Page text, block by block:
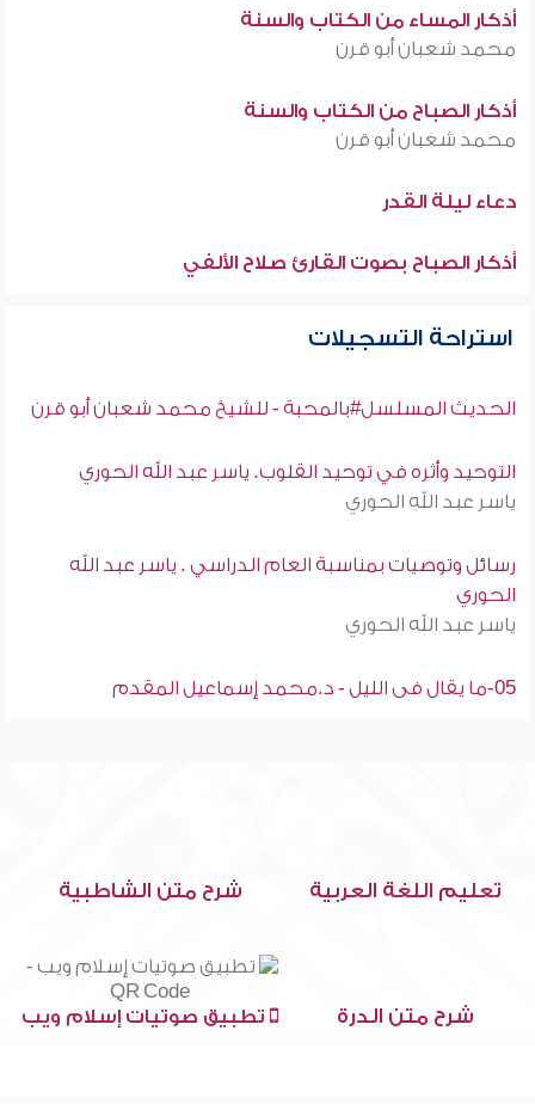
أذكار المساء من الكتاب والسنة
محمد شعبان أبو قرن
أذكار الصباح من الكتاب والسنة
محمد شعبان أبو قرن
دعاء ليلة القدر
أذكار الصباح بصوت القارئ صلاح الألفي
استراحة التسجيلات
الحديث المسلسل#بالمحبة - للشيخ محمد شعبان أبو قرن
التوحيد وأثره في توحيد القلوب. ياسر عبد الله الحوري
ياسر عبد الله الحوري
رسائل وتوصيات بمناسبة العام الدراسي . ياسر عبد الله
الحوري
ياسر عبد الله الحوري
05-ما يقال فى الليل - د.محمد إسماعيل المقدم
تعليم اللغة العربية شرح متن الشاطبية
شرح متن الدرة تطبيق صوتيات إسلام ويب